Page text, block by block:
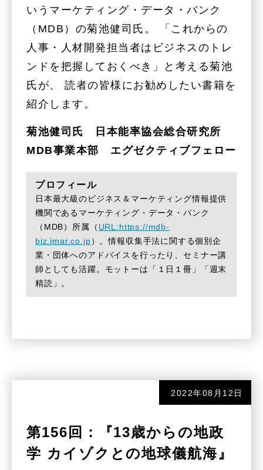
いうマーケティング・データ・バンク
（MDB）の菊池健司氏。 「これからの
人事・人材開発担当者はビジネスのトレ
ンドを把握しておくべき」と考える菊池
氏が、 読者の皆様にお勧めしたい書籍を
紹介します。
菊池健司氏 日本能率協会総合研究所
MDB事業本部 エグゼクティブフェロー
プロフィール
日本最大級のビジネス＆マーケティング情報提供
機関であるマーケティング・データ・バンク
（MDB）所属（ URL:https://mdb-
biz.jmar.co.jp ）。情報収集手法に関する個別企
業・団体へのアドバイスを行ったり、セミナー講
師としても活躍。モットーは「１日１冊」「週末
精読」。
2022年08月12日
第156回：『13歳からの地政
学 カイゾクとの地球儀航海』